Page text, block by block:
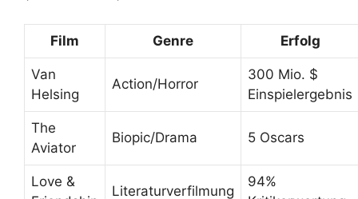
Film Genre Erfolg
Van
Helsing
Action/Horror
300 Mio. $
Einspielergebnis
The
Aviator
Biopic/Drama 5 Oscars
Love &
Literaturverfilmung
94%